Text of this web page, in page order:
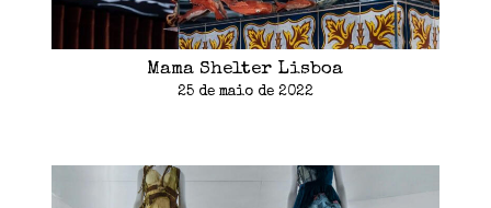
Mama Shelter Lisboa
25 de maio de 2022